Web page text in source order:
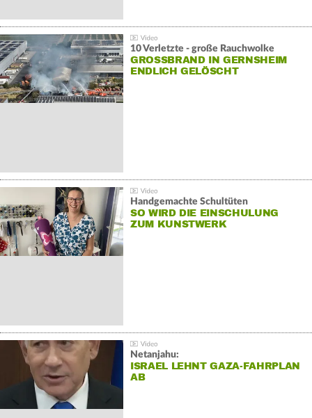
10 Verletzte - große Rauchwolke
GROSSBRAND IN GERNSHEIM E
NDLICH GELÖSCHT
Handgemachte Schultüten
SO WIRD DIE EINSCHULUNG
ZUM KUNSTWERK
Netanjahu:
ISRAEL LEHNT GAZA-FAHRPLAN
AB